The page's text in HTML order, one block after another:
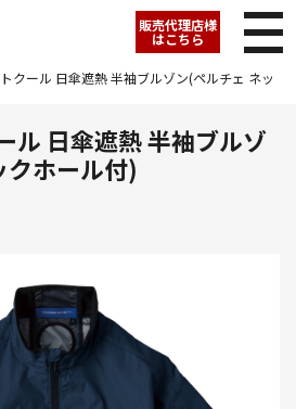
販売代理店様
はこちら
クール 日傘遮熱 半袖ブルゾン(ペルチェ ネッ
ル 日傘遮熱 半袖ブルゾ
クホール付)